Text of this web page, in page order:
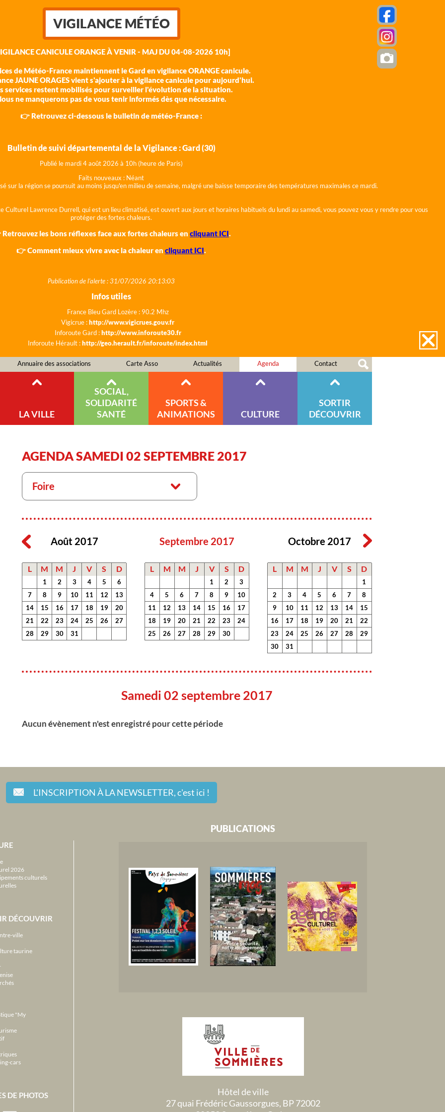
VIGILANCE MÉTÉO
CANICULE ORANGE À VENIR - MAJ DU 04-08-2026 10h]
de Météo-France maintiennent le Gard en vigilance ORANGE canicule.
JAUNE ORAGES vient s'ajouter à la vigilance canicule pour aujourd'hui.
services restent mobilisés pour surveiller l'évolution de la situation.
ne manquerons pas de vous tenir informés dès que nécessaire.
👉 Retrouvez ci-dessous le bulletin de météo-France :
Bulletin de suivi départemental de la Vigilance : Gard (30)
Publié le mardi 4 août 2026 à 10h (heure de Paris)
Faits nouveaux : Néant
sur la région se poursuit au moins jusqu'en milieu de semaine, malgré une baisse temporaire des températures maximales ce mardi.
Lawrence Durrell, qui est un lieu climatisé, est ouvert aux jours et horaires habituels du lundi au samedi, vous pouvez vous y rendre pour vous
protéger des fortes chaleurs.
les bons réflexes face aux fortes chaleurs en cliquant ICI.
👉 Comment mieux vivre avec la chaleur en cliquant ICI.
Publication de l'alerte : 31/07/2026 20:13:03
Infos utiles
France Bleu Gard Lozère : 90.2 Mhz
Vigicrue :http://www.vigicrues.gouv.fr
Inforoute Gard :http://www.inforoute30.fr
Inforoute Hérault :http://geo.herault.fr/inforoute/index.html
Annuaire des associations Carte Asso Actualités Agenda Contact
LA VILLE
SOCIAL,
SOLIDARITÉ
SANTÉ
SPORTS &
ANIMATIONS
CULTURE
SORTIR
DÉCOUVRIR
AGENDA SAMEDI 02 SEPTEMBRE 2017
Foire
Août 2017
L M M J V S D
1 2 3 4 5
6
7
8 9 10 11 12
13
14
15 16 17 18 19
20
21
22 23 24 25 26
27
28
29 30 31
Septembre 2017
L M M J V S D
1 2
3
4
5 6 7 8 9
10
11
12 13 14 15 16
17
18
19 20 21 22 23
24
25
26 27 28 29 30
Octobre 2017
L M M J V S D
1
2
3 4 5 6 7
8
9
10 11 12 13 14
15
16
17 18 19 20 21
22
23
24 25 26 27 28
29
30
31
Samedi 02 septembre 2017
Aucun évènement n'est enregistré pour cette période
L'INSCRIPTION À LA NEWSLETTER,c'est ici !
2026
culturels
DÉCOUVRIR
ville
taurine
"My
cars
DE PHOTOS
PUBLICATIONS
Hôtel de ville
27 quai Frédéric Gaussorgues, BP 72002